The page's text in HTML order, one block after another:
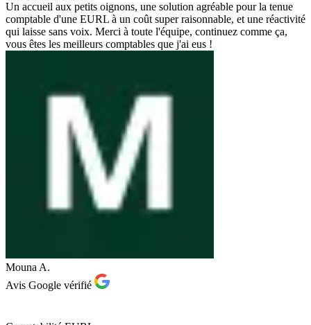
Un accueil aux petits oignons, une solution agréable pour la tenue
comptable d'une EURL à un coût super raisonnable, et une réactivité
qui laisse sans voix. Merci à toute l'équipe, continuez comme ça,
vous êtes les meilleurs comptables que j'ai eus !
Mouna A.
Avis Google vérifié